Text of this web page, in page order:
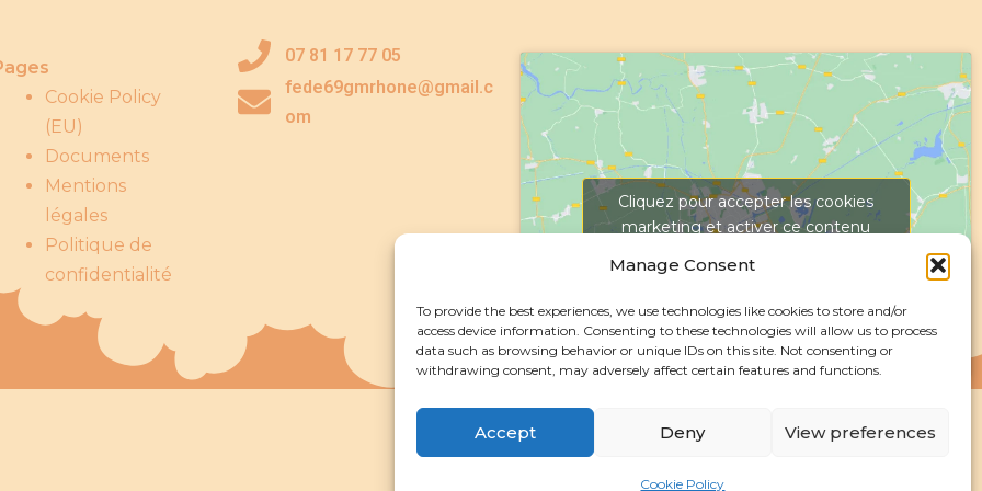
Manage Consent
To provide the best experiences, we use technologies like cookies to store and/or
access device information. Consenting to these technologies will allow us to process
data such as browsing behavior or unique IDs on this site. Not consenting or
withdrawing consent, may adversely affect certain features and functions.
Accept Deny View preferences
Cookie Policy
Cookie Policy
(EU)
Documents
Mentions
légales
Politique de
confidentialité
07 81 17 77 05
fede69gmrhone@gmail.c
om
Cliquez pour accepter les cookies
marketing et activer ce contenu